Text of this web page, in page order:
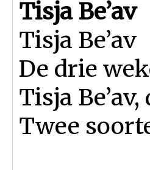
Tisja Be’av
Tisja Be’av
De drie
Tisja
Twee